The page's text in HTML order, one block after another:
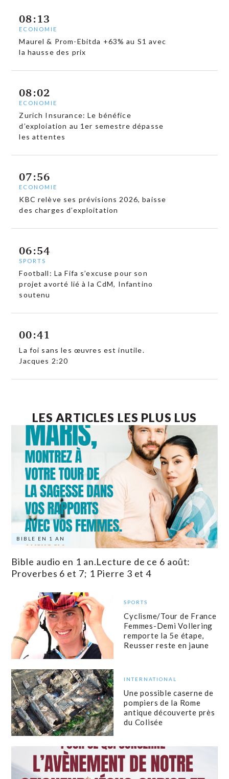
08:13
ECONOMIE
Maurel & Prom-Ebitda +63% au S1 avec
la hausse des prix
08:02
ECONOMIE
Zurich Insurance: Le bénéfice
d’exploiation au 1er semestre dépasse
les attentes
07:56
ECONOMIE
KBC relève ses prévisions 2026, baisse
des charges d’exploitation
06:54
SPORTS
Football: La Fifa s’excuse pour son
projet avorté lié à la CdM, Infantino
soutenu
00:41
La foi sans les œuvres est inutile.
Jacques 2:20
LES ARTICLES LES PLUS LUS
BIBLE EN 1 AN
Bible audio en 1 an.Lecture de ce 6 août:
Proverbes 6 et 7; 1 Pierre 3 et 4
SPORTS
Cyclisme/Tour de France
Femmes-Demi Vollering
remporte la 5e étape,
Reusser reste en jaune
INTERNATIONAL
Une possible caserne de
pompiers de la Rome
antique découverte près
du Colisée